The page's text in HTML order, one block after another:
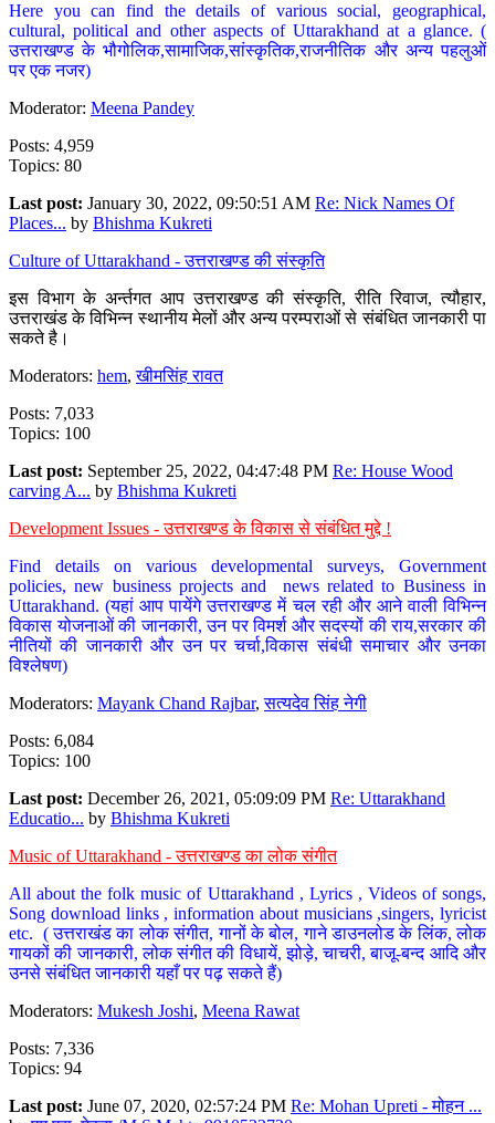
Here you can find the details of various social, geographical,
cultural, political and other aspects of Uttarakhand at a glance. (
उत्तराखण्ड के भौगोलिक,सामाजिक,सांस्कृतिक,राजनीतिक और अन्य पहलुओं
पर एक नजर)
Moderator: Meena Pandey
Posts: 4,959
Topics: 80
Last post: January 30, 2022, 09:50:51 AM Re: Nick Names Of
Places... by Bhishma Kukreti
Culture of Uttarakhand - उत्तराखण्ड की संस्कृति
इस विभाग के अर्न्तगत आप उत्तराखण्ड की संस्कृति, रीति रिवाज, त्यौहार,
उत्तराखंड के विभिन्न स्थानीय मेलों और अन्य परम्पराओं से संबंधित जानकारी पा
सकते है।
Moderators: hem,खीमसिंह रावत
Posts: 7,033
Topics: 100
Last post: September 25, 2022, 04:47:48 PM Re: House Wood
carving A... by Bhishma Kukreti
Development Issues - उत्तराखण्ड के विकास से संबंधित मुद्दे !
Find details on various developmental surveys, Government
policies, new business projects and news related to Business in
Uttarakhand. (यहां आप पायेंगे उत्तराखण्ड में चल रही और आने वाली विभिन्न
विकास योजनाओं की जानकारी, उन पर विमर्श और सदस्यों की राय,सरकार की
नीतियों की जानकारी और उन पर चर्चा,विकास संबंधी समाचार और उनका
विश्लेषण)
Moderators: Mayank Chand Rajbar,सत्यदेव सिंह नेगी
Posts: 6,084
Topics: 100
Last post: December 26, 2021, 05:09:09 PM Re: Uttarakhand
Educatio... by Bhishma Kukreti
Music of Uttarakhand - उत्तराखण्ड का लोक संगीत
All about the folk music of Uttarakhand , Lyrics , Videos of songs,
Song download links , information about musicians ,singers, lyricist
etc. ( उत्तराखंड का लोक संगीत, गानों के बोल, गाने डाउनलोड के लिंक, लोक
गायकों की जानकारी, लोक संगीत की विधायें, झोड़े, चाचरी, बाजू-बन्द आदि और
उनसे संबंधित जानकारी यहाँ पर पढ़ सकते हैं)
Moderators: Mukesh Joshi, Meena Rawat
Posts: 7,336
Topics: 94
Last post: June 07, 2020, 02:57:24 PM Re: Mohan Upreti - मोहन ...